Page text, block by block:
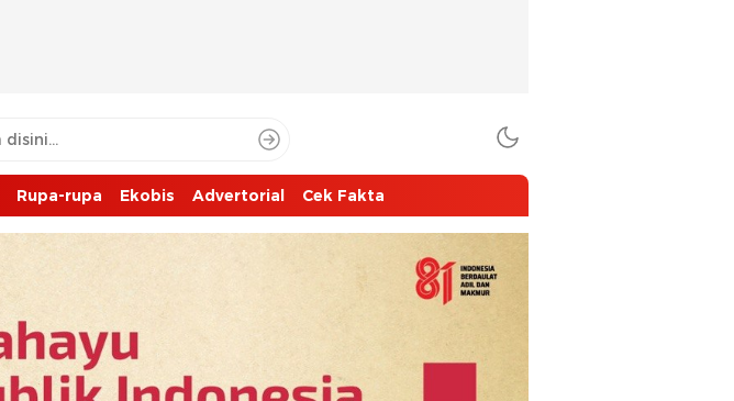
Rupa-rupa Ekobis Advertorial Cek Fakta